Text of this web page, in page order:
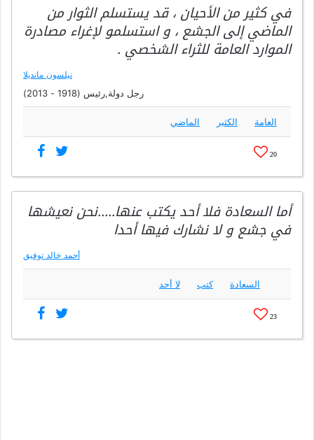
في كثير من الأحيان ، قد يستسلم الثوار من
الماضي إلى الجشع ، و استسلمو لإغراء مصادرة
الموارد العامة للثراء الشخصي .
نيلسون مانديلا
رجل دولة,رئيس (1918 - 2013)
العامة الكثير الماضي
20
أما السعادة فلا أحد يكتب عنها…..نحن نعيشها
في جشع و لا نشارك فيها أحدا
أحمد خالد توفيق
السعادة كتب لا أحد
23